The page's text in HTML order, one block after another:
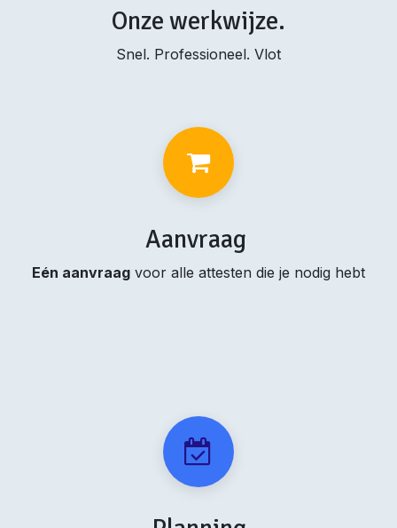
Onze werkwijze.
Snel. Professioneel. Vlot
Aanvraag
Eén aanvraag voor alle attesten die je nodig hebt